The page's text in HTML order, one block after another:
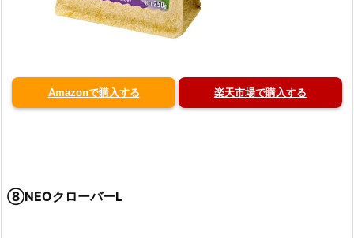
Amazonで購入する 楽天市場で購入する
⑧NEOクローバーL